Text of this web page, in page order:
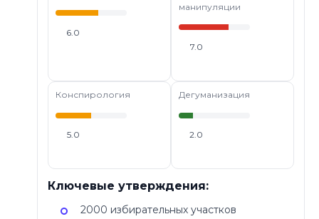
6.0
манипуляции
7.0
Конспирология
5.0
Дегуманизация
2.0
Ключевые утверждения:
2000 избирательных участков